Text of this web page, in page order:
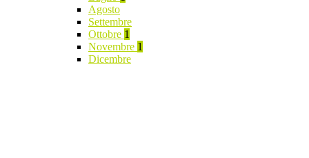
Agosto
Settembre
Ottobre 1
Novembre 1
Dicembre